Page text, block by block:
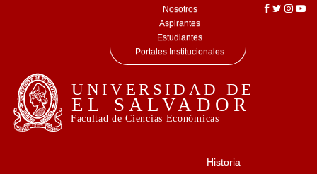
Nosotros
Aspirantes
Estudiantes
Portales Institucionales
Historia